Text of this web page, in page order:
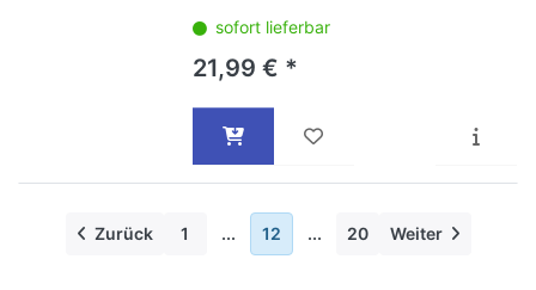
sofort lieferbar
21,99 € *
Zurück 1 ... 12 ... 20 Weiter